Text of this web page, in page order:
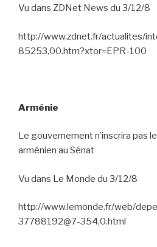
Vu dans ZDNet News du 3/12/8
http://www.zdnet.fr/actualites/
85253,00.htm?xtor=EPR-100
Arménie
Le gouvernement n’inscrira pas
arménien au Sénat
Vu dans Le Monde du 3/12/8
http://www.lemonde.fr/web/
37788192@7-354,0.html